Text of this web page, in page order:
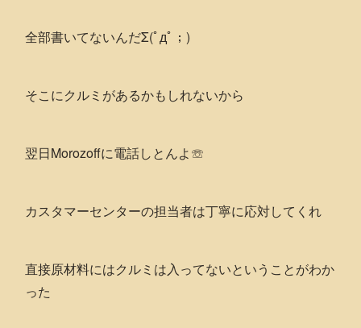
全部書いてないんだΣ(ﾟдﾟ；)
そこにクルミがあるかもしれないから
翌日Morozoffに電話しとんよ☏
カスタマーセンターの担当者は丁寧に応対してくれ
直接原材料にはクルミは入ってないということがわか
った